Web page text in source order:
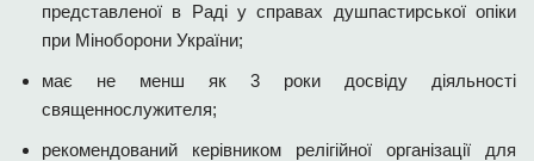
представленої в Раді у справах душпастирської опіки
при Міноборони України;
має не менш як 3 роки досвіду діяльності
священнослужителя;
рекомендований керівником релігійної організації для